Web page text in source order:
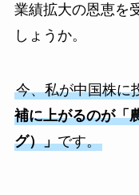
業績拡大の恩恵を
しょうか。
今、私が中国株に
補に上がるのが「
グ）」です。